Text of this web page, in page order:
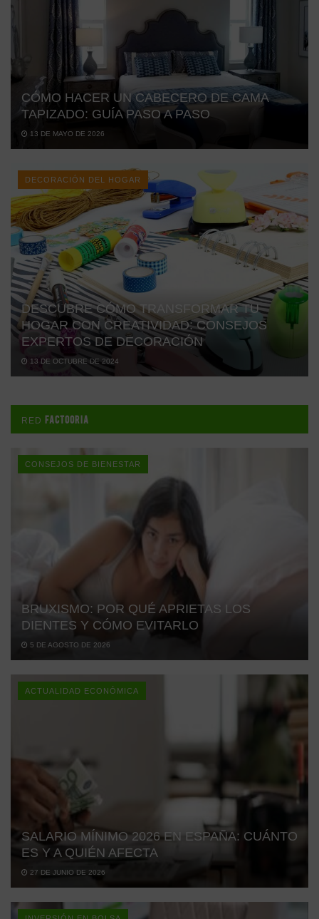
CÓMO HACER UN CABECERO DE CAMA
TAPIZADO: GUÍA PASO A PASO
13 DE MAYO DE 2026
DECORACIÓN DEL HOGAR
DESCUBRE CÓMO TRANSFORMAR TU
HOGAR CON CREATIVIDAD: CONSEJOS
EXPERTOS DE DECORACIÓN
13 DE OCTUBRE DE 2024
RED FACTOORIA
CONSEJOS DE BIENESTAR
BRUXISMO: POR QUÉ APRIETAS LOS
DIENTES Y CÓMO EVITARLO
5 DE AGOSTO DE 2026
ACTUALIDAD ECONÓMICA
SALARIO MÍNIMO 2026 EN ESPAÑA: CUÁNTO
ES Y A QUIÉN AFECTA
27 DE JUNIO DE 2026